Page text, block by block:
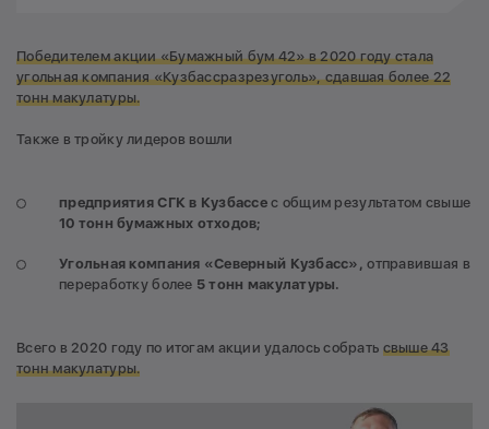
Победителем акции «Бумажный бум 42» в 2020 году стала
угольная компания «Кузбассразрезуголь», сдавшая более 22
тонн макулатуры.
Также в тройку лидеров вошли
предприятия СГК в Кузбассе с общим результатом свыше
10 тонн бумажных отходов;
Угольная компания «Северный Кузбасс»,отправившая в
переработку более 5 тонн макулатуры.
Всего в 2020 году по итогам акции удалось собрать свыше 43
тонн макулатуры.